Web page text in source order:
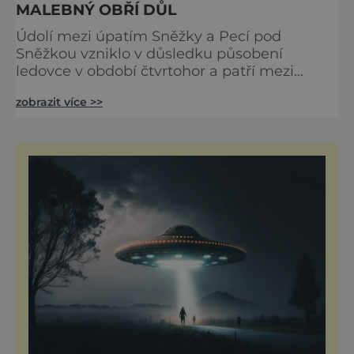
MALEBNÝ OBŘÍ DŮL
Údolí mezi úpatím Sněžky a Pecí pod
Sněžkou vzniklo v důsledku působení
ledovce v období čtvrtohor a patří mezi
místa v Krkonoších. Až sto metrů silný
století stal místem těžby barevných kovů,
bývalé boudy Kovárna je dodnes stejnoj
zobrazit více >>